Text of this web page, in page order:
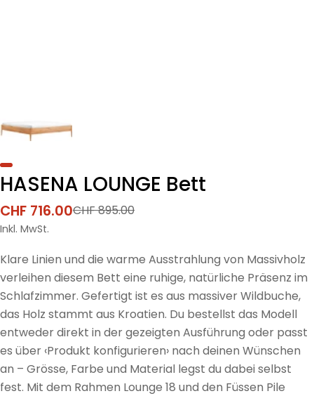
HASENA LOUNGE Bett
Verkaufspreis
CHF 716.00
Regulärer
Preis
CHF 895.00
Inkl. MwSt.
Klare Linien und die warme Ausstrahlung von Massivholz
verleihen diesem Bett eine ruhige, natürliche Präsenz im
Schlafzimmer. Gefertigt ist es aus massiver Wildbuche,
das Holz stammt aus Kroatien. Du bestellst das Modell
entweder direkt in der gezeigten Ausführung oder passt
es über ‹Produkt konfigurieren› nach deinen Wünschen
an – Grösse, Farbe und Material legst du dabei selbst
fest. Mit dem Rahmen Lounge 18 und den Füssen Pile